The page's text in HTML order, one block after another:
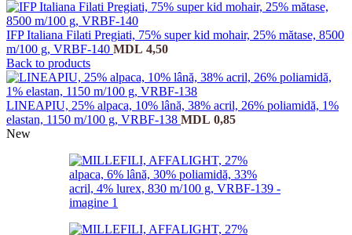
IFP Italiana Filati Pregiati, 75% super kid mohair, 25% mătase, 8500
m/100 g, VRBF-140 MDL 4,50
Back to products
LINEAPIU, 25% alpaca, 10% lână, 38% acril, 26% poliamidă, 1%
elastan, 1150 m/100 g, VRBF-138 MDL 0,85
New